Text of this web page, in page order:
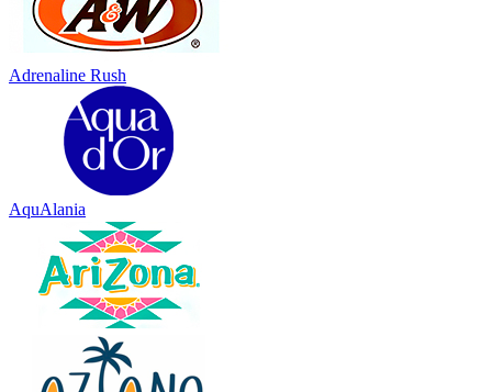
Adrenaline Rush
AquAlania